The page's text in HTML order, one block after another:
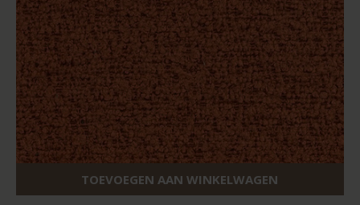
TOEVOEGEN AAN WINKELWAGEN